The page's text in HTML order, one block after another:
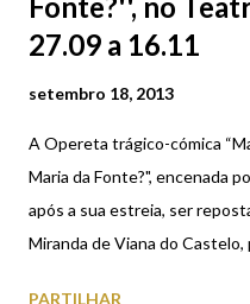
27.09 a 16.11
setembro 18, 2013
A Opereta trágico-cómica
Maria da Fonte?", encenada
após a sua estreia, ser
Miranda de Viana do Castelo,
PARTILHAR